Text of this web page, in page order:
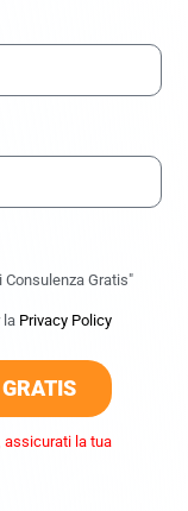
Gratis"
la Privacy Policy
assicurati la tua